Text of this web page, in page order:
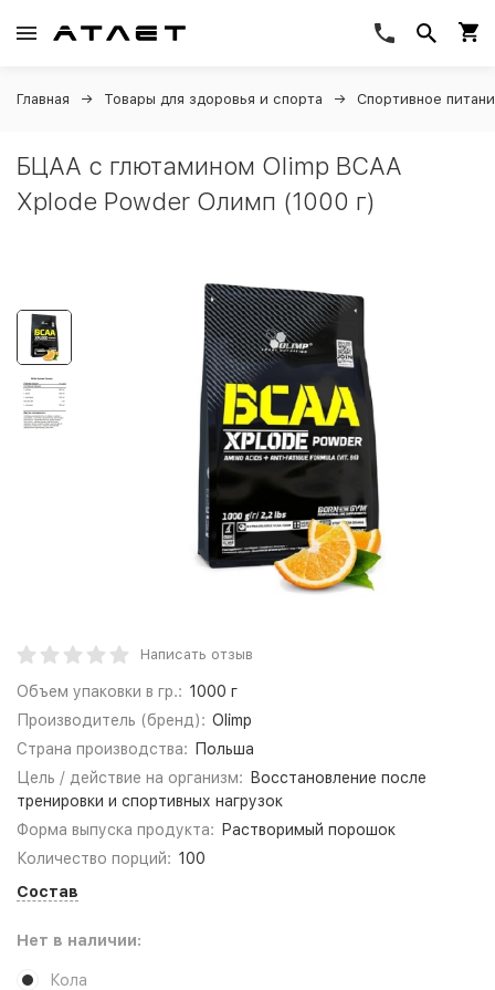
Главная Товары для здоровья и спорта Спортивное
БЦАА с глютамином Olimp BCAA
Xplode Powder Олимп (1000 г)
Написать отзыв
Объем упаковки в гр.: 1000 г
Производитель (бренд): Olimp
Страна производства:
Польша
Цель / действие на организм:
Восстановление после
тренировки и спортивных нагрузок
Форма выпуска продукта:
Растворимый порошок
Количество порций: 100
Состав
Нет в наличии:
Кола